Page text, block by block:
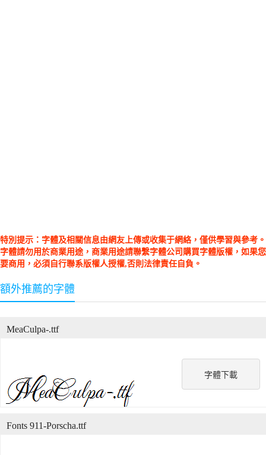
特別提示：字體及相關信息由網友上傳或收集于網絡，僅供學習與參考。
字體請勿用於商業用途，商業用途請聯繫字體公司購買字體版權，如果您
要商用，必須自行聯系版權人授權,否則法律責任自負。
額外推薦的字體
字體下載
MeaCulpa-.ttf
Fonts 911-Porscha.ttf